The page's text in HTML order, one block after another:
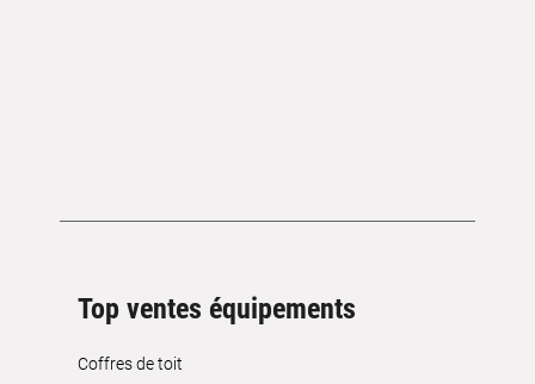
Top ventes équipements
Coffres de toit